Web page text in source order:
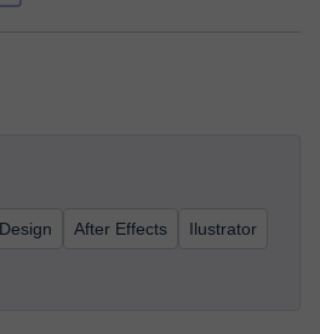
After Effects Ilustrator